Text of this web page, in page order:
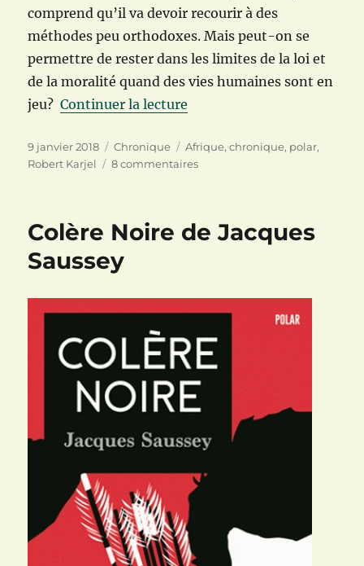
comprend qu’il va devoir recourir à des
méthodes peu orthodoxes. Mais peut-on se
permettre de rester dans les limites de la loi et
de la moralité quand des vies humaines sont en
jeu?Continuer la lecture
Publié
le
9 janvier 2018 Catégories
Chronique Étiquettes
Afrique,chronique, polar,
Robert Karjel
8 commentairessur
le
Karjel
Colère Noire de Jacques
Saussey